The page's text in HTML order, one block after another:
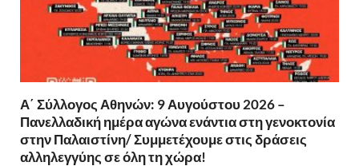
Α΄ Σύλλογος Αθηνών: 9 Αυγούστου 2026 –
Πανελλαδική ημέρα αγώνα ενάντια στη γενοκτονία
στην Παλαιστίνη/ Συμμετέχουμε στις δράσεις
αλληλεγγύης σε όλη τη χώρα!